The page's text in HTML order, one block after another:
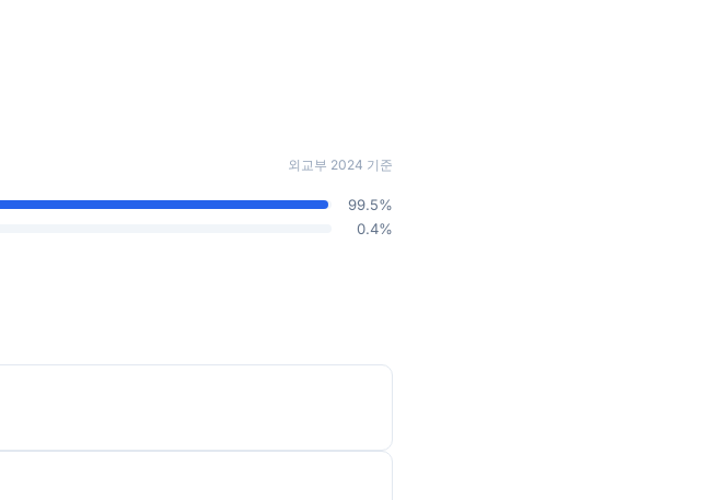
외교부 2024 기준
99.5%
0.4%